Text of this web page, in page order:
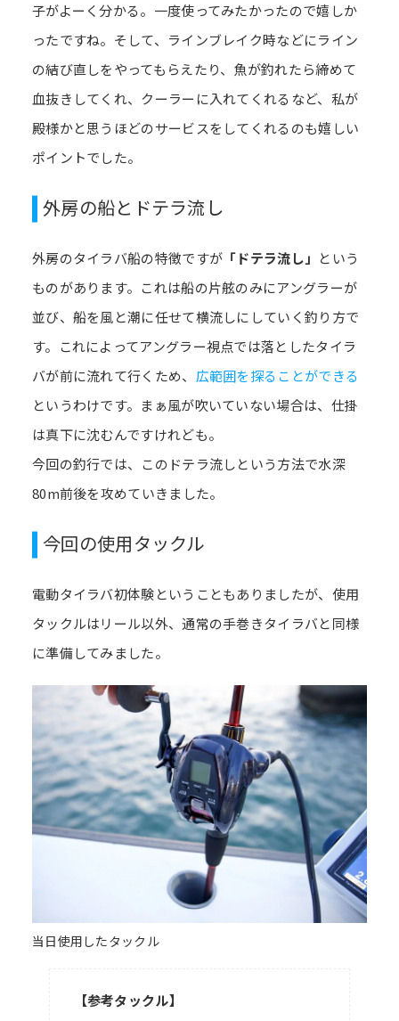
子がよーく分かる。一度使ってみたかったので嬉しか
ったですね。そして、ラインブレイク時などにライン
の結び直しをやってもらえたり、魚が釣れたら締めて
血抜きしてくれ、クーラーに入れてくれるなど、私が
殿様かと思うほどのサービスをしてくれるのも嬉しい
ポイントでした。
外房の船とドテラ流し
外房のタイラバ船の特徴ですが 「ドテラ流し」 という
ものがあります。これは船の片舷のみにアングラーが
並び、船を風と潮に任せて横流しにしていく釣り方で
す。これによってアングラー視点では落としたタイラ
バが前に流れて行くため、 広範囲を探ることができる
というわけです。まぁ風が吹いていない場合は、仕掛
は真下に沈むんですけれども。
今回の釣行では、このドテラ流しという方法で水深
80m前後を攻めていきました。
今回の使用タックル
電動タイラバ初体験ということもありましたが、使用
タックルはリール以外、通常の手巻きタイラバと同様
に準備してみました。
当日使用したタックル
【参考タックル】